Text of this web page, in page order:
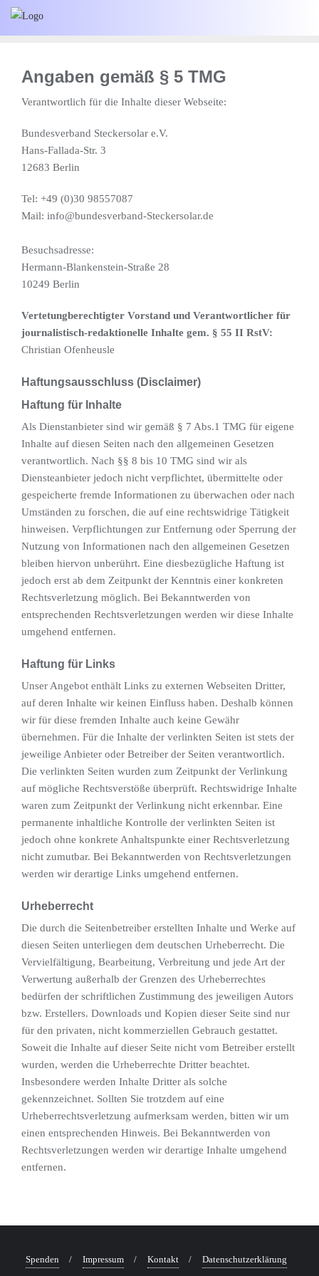
Skip
Angaben gemäß § 5 TMG
Verantwortlich für die Inhalte dieser Webseite:
Bundesverband Steckersolar e.V.
Hans-Fallada-Str. 3
12683 Berlin
Tel: +49 (0)30 98557087
Mail: info@bundesverband-Steckersolar.de
Besuchsadresse:
Hermann-Blankenstein-Straße 28
10249 Berlin
Vertetungberechtigter Vorstand und Verantwortlicher für
journalistisch-redaktionelle Inhalte gem. § 55 II RstV:
Christian Ofenheusle
Haftungsausschluss (Disclaimer)
Haftung für Inhalte
Als Dienstanbieter sind wir gemäß § 7 Abs.1 TMG für eigene
Inhalte auf diesen Seiten nach den allgemeinen Gesetzen
verantwortlich. Nach §§ 8 bis 10 TMG sind wir als
Diensteanbieter jedoch nicht verpflichtet, übermittelte oder
gespeicherte fremde Informationen zu überwachen oder nach
Umständen zu forschen, die auf eine rechtswidrige Tätigkeit
hinweisen. Verpflichtungen zur Entfernung oder Sperrung der
Nutzung von Informationen nach den allgemeinen Gesetzen
bleiben hiervon unberührt. Eine diesbezügliche Haftung ist
jedoch erst ab dem Zeitpunkt der Kenntnis einer konkreten
Rechtsverletzung möglich. Bei Bekanntwerden von
entsprechenden Rechtsverletzungen werden wir diese Inhalte
umgehend entfernen.
Haftung für Links
Unser Angebot enthält Links zu externen Webseiten Dritter,
auf deren Inhalte wir keinen Einfluss haben. Deshalb können
wir für diese fremden Inhalte auch keine Gewähr
übernehmen. Für die Inhalte der verlinkten Seiten ist stets der
jeweilige Anbieter oder Betreiber der Seiten verantwortlich.
Die verlinkten Seiten wurden zum Zeitpunkt der Verlinkung
auf mögliche Rechtsverstöße überprüft. Rechtswidrige Inhalte
waren zum Zeitpunkt der Verlinkung nicht erkennbar. Eine
permanente inhaltliche Kontrolle der verlinkten Seiten ist
jedoch ohne konkrete Anhaltspunkte einer Rechtsverletzung
nicht zumutbar. Bei Bekanntwerden von Rechtsverletzungen
werden wir derartige Links umgehend entfernen.
Urheberrecht
Die durch die Seitenbetreiber erstellten Inhalte und Werke auf
diesen Seiten unterliegen dem deutschen Urheberrecht. Die
Vervielfältigung, Bearbeitung, Verbreitung und jede Art der
Verwertung außerhalb der Grenzen des Urheberrechtes
bedürfen der schriftlichen Zustimmung des jeweiligen Autors
bzw. Erstellers. Downloads und Kopien dieser Seite sind nur
für den privaten, nicht kommerziellen Gebrauch gestattet.
Soweit die Inhalte auf dieser Seite nicht vom Betreiber erstellt
wurden, werden die Urheberrechte Dritter beachtet.
Insbesondere werden Inhalte Dritter als solche
gekennzeichnet. Sollten Sie trotzdem auf eine
Urheberrechtsverletzung aufmerksam werden, bitten wir um
einen entsprechenden Hinweis. Bei Bekanntwerden von
Rechtsverletzungen werden wir derartige Inhalte umgehend
entfernen.
Spenden Impressum Kontakt Datenschutzerklärung